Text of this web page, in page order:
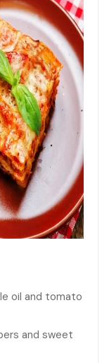
oil and tomato
and sweet